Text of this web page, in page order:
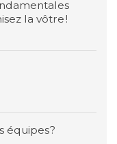
la vôtre !
équipes?